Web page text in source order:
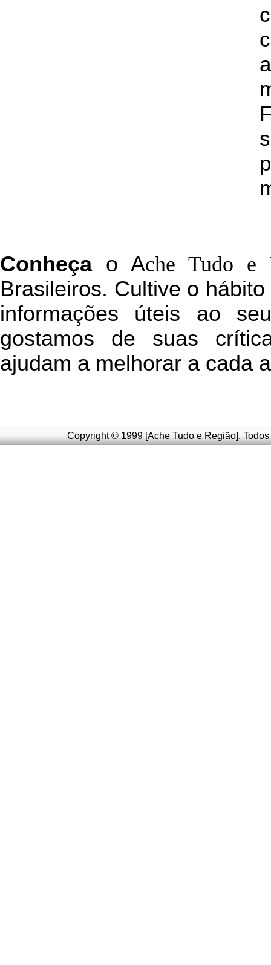
Conheçao Ache Tudo e
Brasileiros. Cultive o
informações úteis ao
gostamos de suas
ajudam a melhorar a cada
Copyright © 1999 [Ache Tudo e Região].